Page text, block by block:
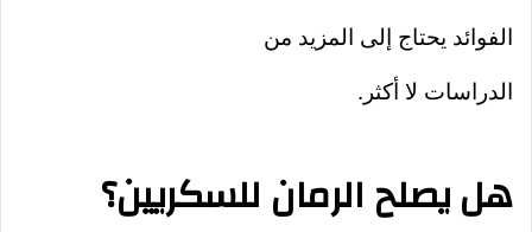
الفوائد يحتاج إلى المزيد من
الدراسات لا أكثر.
هل يصلح الرمان للسكريين؟